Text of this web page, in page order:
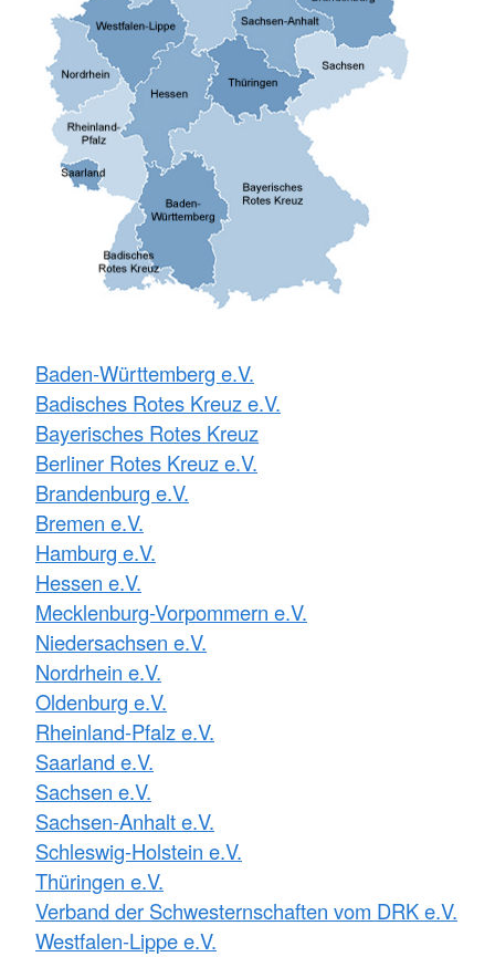
Baden-Württemberg e.V.
Badisches Rotes Kreuz e.V.
Bayerisches Rotes Kreuz
Berliner Rotes Kreuz e.V.
Brandenburg e.V.
Bremen e.V.
Hamburg e.V.
Hessen e.V.
Mecklenburg-Vorpommern e.V.
Niedersachsen e.V.
Nordrhein e.V.
Oldenburg e.V.
Rheinland-Pfalz e.V.
Saarland e.V.
Sachsen e.V.
Sachsen-Anhalt e.V.
Schleswig-Holstein e.V.
Thüringen e.V.
Verband der Schwesternschaften vom DRK e.V.
Westfalen-Lippe e.V.